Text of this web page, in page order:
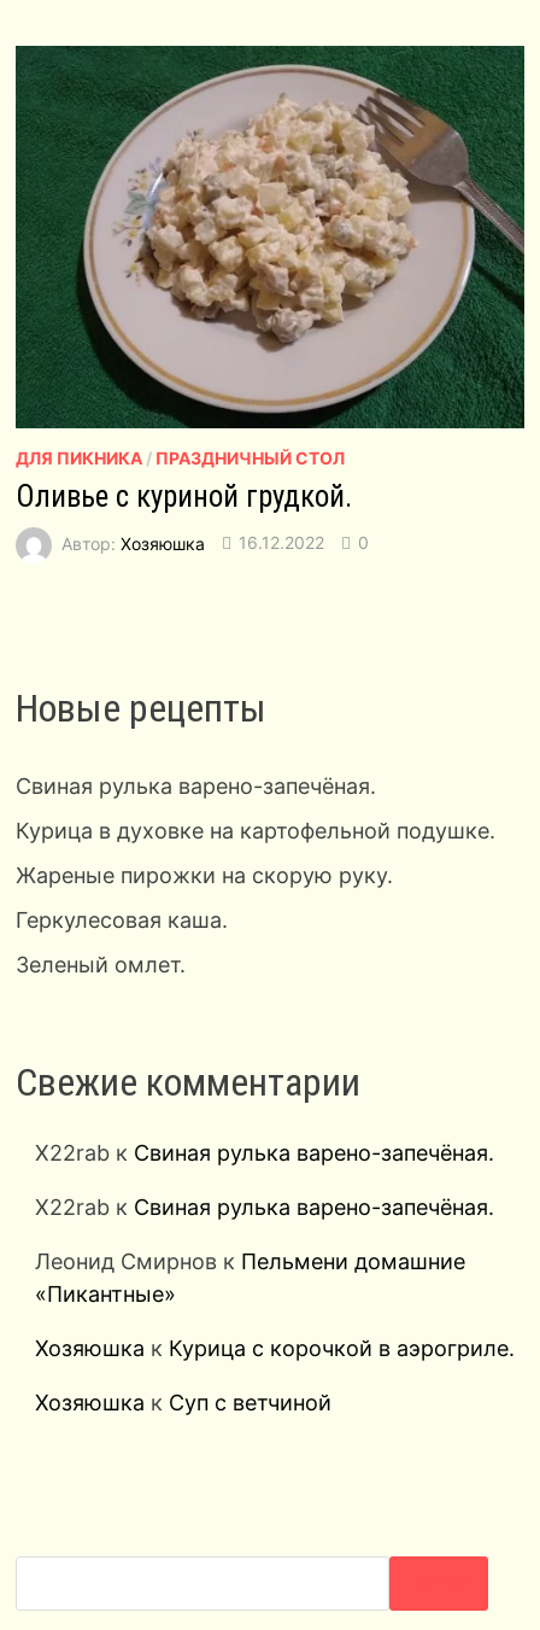
ДЛЯ ПИКНИКА/ ПРАЗДНИЧНЫЙ СТОЛ
Оливье с куриной грудкой.
Автор: Хозяюшка 16.12.2022 0
Новые рецепты
Свиная рулька варено-запечёная.
Курица в духовке на картофельной подушке.
Жареные пирожки на скорую руку.
Геркулесовая каша.
Зеленый омлет.
Свежие комментарии
X22rabк Свиная рулька варено-запечёная.
X22rabк Свиная рулька варено-запечёная.
Леонид Смирновк Пельмени домашние
«Пикантные»
Хозяюшка к Курица с корочкой в аэрогриле.
Хозяюшка к Суп с ветчиной